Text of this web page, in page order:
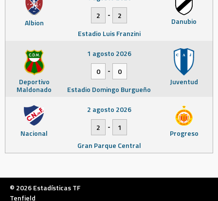
Albion Danubio
2
-
2
Estadio Luis Franzini
Deportivo
Maldonado
Juventud
1 agosto 2026
0
-
0
Estadio Domingo Burgueño
Nacional Progreso
2 agosto 2026
2
-
1
Gran Parque Central
© 2026 Estadísticas TF
Tenfield